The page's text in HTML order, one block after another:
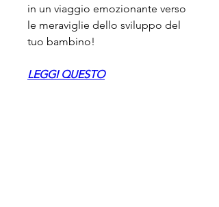
in un viaggio emozionante verso
le meraviglie dello sviluppo del
tuo bambino!
LEGGI QUESTO